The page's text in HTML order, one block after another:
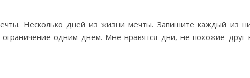
Несколько дней из жизни мечты. Запишите каждый из
ограничение одним днём. Мне нравятся дни, не похожие друг